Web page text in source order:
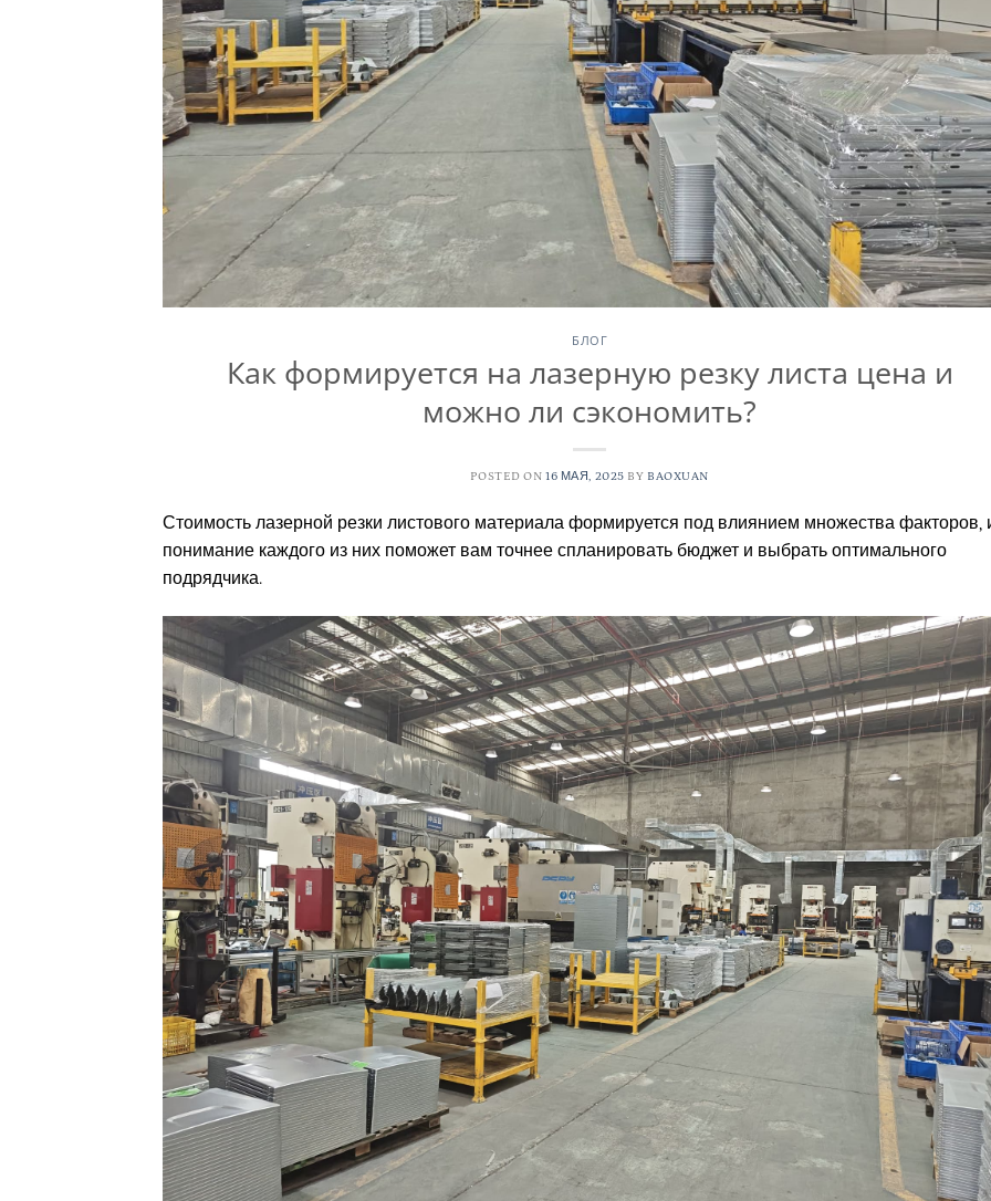
БЛОГ
Как формируется на лазерную резку листа цена и
можно ли сэкономить?
POSTED ON16 МАЯ, 2025 BY BAOXUAN
Стоимость лазерной резки листового материала формируется под влиянием множества факторов,
понимание каждого из них поможет вам точнее спланировать бюджет и выбрать оптимального
подрядчика.